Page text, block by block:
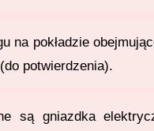
na pokładzie
potwierdzenia).
są gniazdka